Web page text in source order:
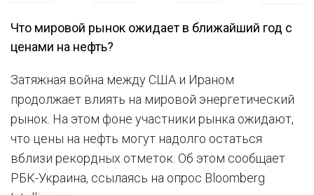
Что мировой рынок ожидает в ближайший год с
ценами на нефть?
Затяжная война между США и Ираном
продолжает влиять на мировой энергетический
рынок. На этом фоне участники рынка ожидают,
что цены на нефть могут надолго остаться
вблизи рекордных отметок. Об этом сообщает
РБК-Украина, ссылаясь на опрос Bloomberg